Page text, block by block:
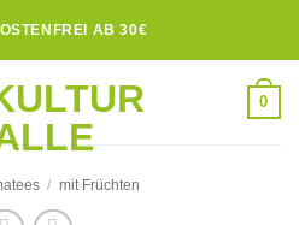
AB 30€
0
/ mit Früchten